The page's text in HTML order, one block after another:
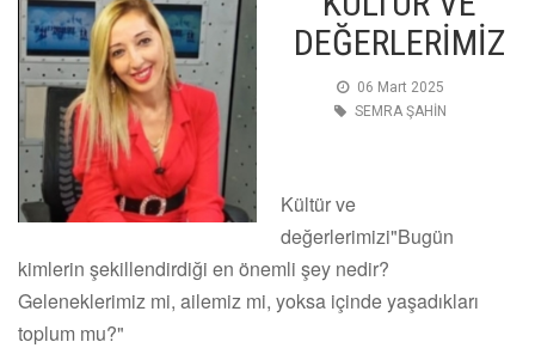
DEĞERLERİMİZ
06 Mart 2025
SEMRA ŞAHİN
Kültür ve
değerlerimizi"Bugün
kimlerin şekillendirdiği en önemli şey nedir?
Geleneklerimiz mi, ailemiz mi, yoksa içinde yaşadıkları
toplum mu?"